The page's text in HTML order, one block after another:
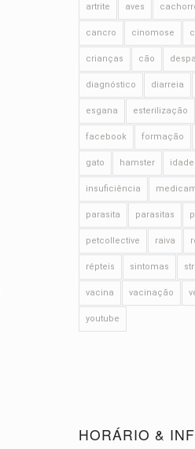
artrite aves
cancro cinomose
crianças cão
diagnóstico diarreia
esgana esterilização
facebook formação
gato hamster idade
insuficiência
parasita parasitas
petcollective raiva
répteis sintomas
vacina vacinação
youtube
HORÁRIO &